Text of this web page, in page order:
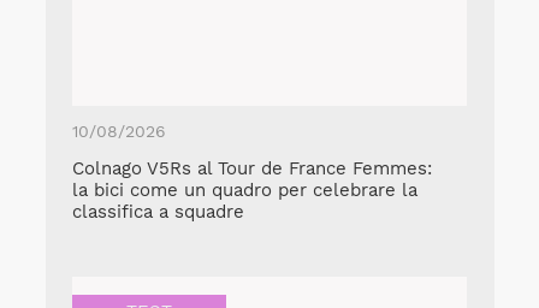
10/08/2026
Colnago V5Rs al Tour de France Femmes:
la bici come un quadro per celebrare la
classifica a squadre